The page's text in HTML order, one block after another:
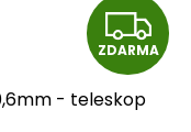
Z
D
ZDARMA
- teleskop